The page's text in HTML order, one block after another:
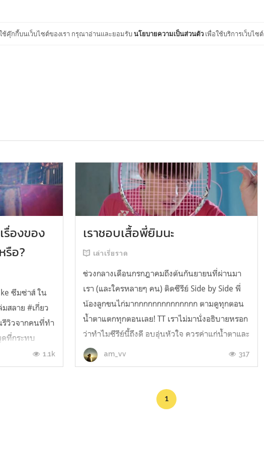
ใช้คุ๊กกี้บนเว็บไซต์ของเรา กรุณาอ่านและยอมรับนโยบายความเป็นส่วนตัว เพื่อใช้บริการเว็บไซต์
รื่องของ
รือ?
ซึมซ่าส์ ใน
สลาย #เกี่ยว
รีวิวจากคนที่ทำ
ดที่กระทบ
นเเรงไปก็
ติเพื่อก่อ
1.1k
เราชอบเสื้อพี่ยิมนะ
เล่าเรี่ยราด
ช่วงกลางเดือนกรกฎาคมถึงต้นกันยายนที่ผ่านมา
เรา (และใครหลายๆ คน) ติดซีรีย์ Side by Side พี่
น้องลูกขนไก่มากกกกกกกกกกกกกก ตามดูทุกตอน
น้ำตาแตกทุกตอนเลย! TT เราไม่มานั่งอธิบายหรอก
ว่าทำไมซีรีย์นี้ถึงดี อบอุ่นหัวใจ ควรค่าแก่น้ำตาและ
เวลาที่เสียไปมากแค่ไหน ต้องลองไปดูเอง และใน
พันทิปเขาบอกไว้หมดแล้ว ฮ่าาาา ...
am_vv 317
1